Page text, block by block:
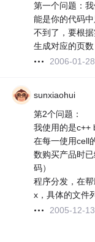
第一个问题：
能是你的代码
不到了，要根
生成对应的页数
2006-01-28
sunxiaohui
第2个问题：
我使用的是c++
在每一使用cell
数购买产品时
码）
程序分发，在
x，具体的文件
2005-12-13